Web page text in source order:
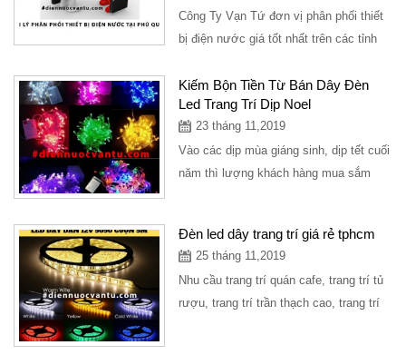
Công Ty Vạn Tứ đơn vị phân phối thiết
bị điện nước giá tốt nhất trên các tỉnh
Kiếm Bộn Tiền Từ Bán Dây Đèn
Led Trang Trí Dịp Noel
23 tháng 11,2019
Vào các dịp mùa giáng sinh, dịp tết cuối
năm thì lượng khách hàng mua sắm
Đèn led dây trang trí giá rẻ tphcm
25 tháng 11,2019
Nhu cầu trang trí quán cafe, trang trí tủ
rượu, trang trí trần thạch cao, trang trí